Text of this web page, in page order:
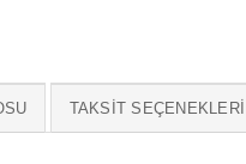
TAKSIT SEÇENEKLERI